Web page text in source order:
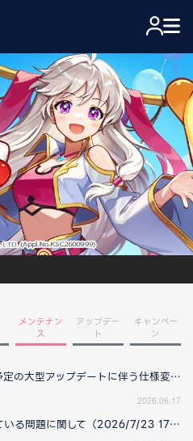
メンテナン
ス
アップデー
ト
キャンペー
ン
2026年12月予定の大型アップデートに伴う仕様変更のお知らせ
2026.06.17
現在確認されている問題に関して（2026/7/23 17:00更新）